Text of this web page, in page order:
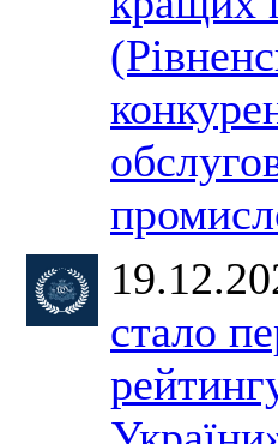
стало